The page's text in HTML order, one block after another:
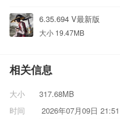
6.35.694 V最新版
大小 19.47MB
相关信息
大小
317.68MB
时间
2026年07月09日 21:51